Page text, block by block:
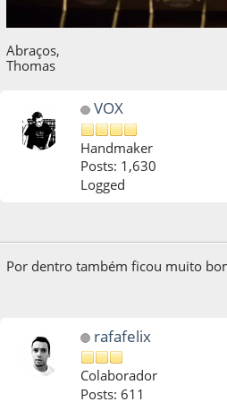
Abraços,
Thomas
VOX
Handmaker
Posts: 1,630
Logged
Por dentro também ficou muito
rafafelix
Colaborador
Posts: 611